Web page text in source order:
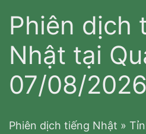
Phiên dịch
Nhật tại
07/08/
Phiên dịch tiếng Nhật »